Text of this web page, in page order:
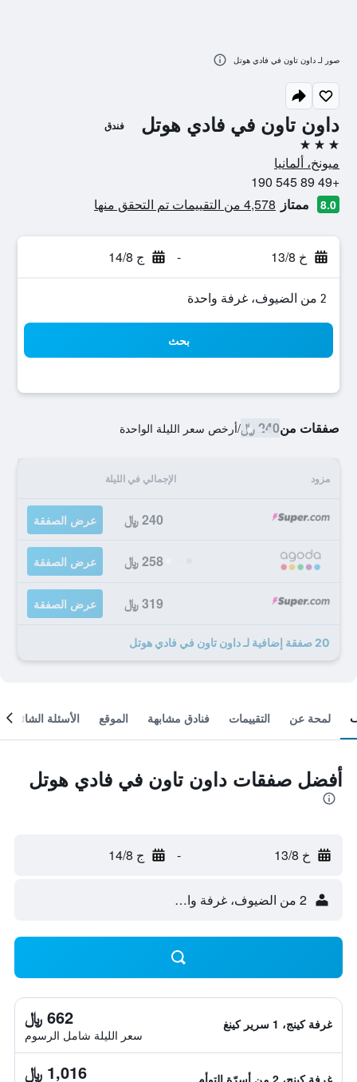
داون تاون في فادي هوتل فندق
3 نجوم
ميونخ، ألمانيا
+49 89 545 190
8.0 ممتاز 4,578 من التقييمات تم التحقق منها
خ 13/8 - ج 14/8
2 من الضيوف، غرفة واحدة
بحث
صفقات من240 ﷼ /أرخص سعر الليلة الواحدة
مزود الإجمالي في الليلة
240 ﷼ عرض الصفقة
258 ﷼ عرض الصفقة
319 ﷼ عرض الصفقة
20 صفقة إضافية لـ داون تاون في فادي هوتل
صور لـ داون تاون في فادي هوتل
لمحة عن التقييمات فنادق مشابهة الموقع الأسئلة الشائعة
أفضل صفقات داون تاون في فادي هوتل
خ 13/8 - ج 14/8
2 من الضيوف، غرفة واحدة
غرفة كينج، 1 سرير كينغ 662 ﷼
سعر الليلة شامل الرسوم
غرفة كينج، 2 من أسرّة التوأم 1,016 ﷼